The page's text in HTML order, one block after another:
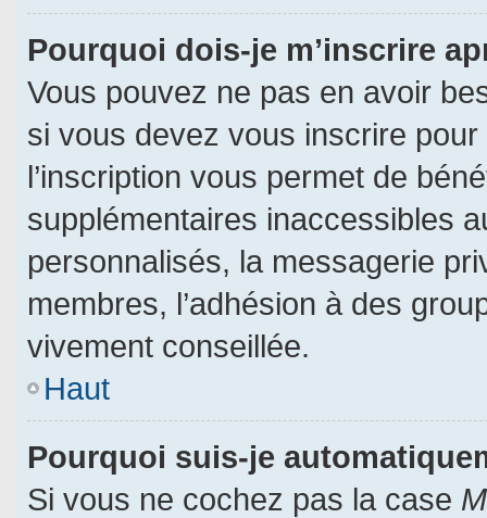
Pourquoi dois-je m’inscrire
Vous pouvez ne pas en avoir
si vous devez vous inscrire
l’inscription vous permet de
supplémentaires inaccessibles
personnalisés, la messagerie
membres, l’adhésion à des
vivement conseillée.
Haut
Pourquoi suis-je
Si vous ne cochez pas la case